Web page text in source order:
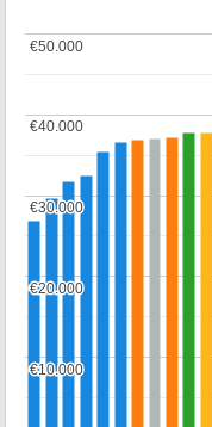
€10.000
€10.000
€20.000
€20.000
€30.000
€30.000
€40.000
€40.000
€50.000
€50.000